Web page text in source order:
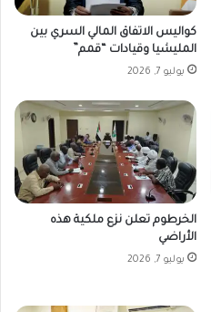
كواليس الاتفاق المالي السري بين
المليشيا وقيادات “قمم”
يوليو 7, 2026
الخرطوم تعلن نزع ملكية هذه
الأراضي
يوليو 7, 2026